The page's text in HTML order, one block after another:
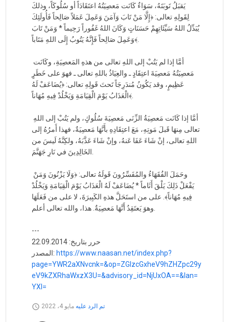
يَقبَلُ تَوبَتَهُ، سَوَاءٌ كَانَت مَعصِيَتُهُ اعتَقَادَاً أو سُلُوكَاً، وذلكَ
لِقَولِهِ تعالى: ﴿إِلَّا مَنْ تَابَ وَآمَنَ وَعَمِلَ عَمَلاً صَالِحاً فَأُولَئِكَ
يُبَدِّلُ اللهُ سَيِّئَاتِهِمْ حَسَنَاتٍ وَكَانَ اللهُ غَفُوراً رَحِيماً * وَمَنْ تَابَ
وَعَمِلَ صَالِحاً فَإِنَّهُ يَتُوبُ إِلَى اللهِ مَتَاباً﴾.
مَعصِيَتُهُ مَعصِيَةَ اعتِقَادٍ ـ والعِيَاذُ باللهِ تعالى ـ فهوَ على خَطَرٍ
عَظِيمٍ، وقد يَكُونُ مُندَرِجَاً تَحتَ قَولِهِ تعالى: ﴿يُضَاعَفْ لَهُ
الْعَذَابُ يَوْمَ الْقِيَامَةِ وَيَخْلُدْ فِيهِ مُهَاناً﴾.
تعالى مِنهَا قَبلَ مَوتِهِ، مَعَ اعتِقَادِهِ بأَنَّهَا مَعصِيَةٌ، فهذا أَمرُهُ إلى
اللهِ تعالى، إنْ شَاءَ عَفَا عَنهُ، وإنْ شَاءَ عَذَّبَهُ، ولكِنَّهُ لَيسَ من
يَفْعَلْ ذَلِكَ يَلْقَ أَثَاماً * يُضَاعَفْ لَهُ الْعَذَابُ يَوْمَ الْقِيَامَةِ وَيَخْلُدْ
فِيهِ مُهَاناً﴾. على من استَحَلَّ هذهِ الكَبِيرَةَ، لا على من فَعَلَهَا
---
حرر بتاريخ: 22.09.2014
المصدر: https://www.naasan.net/index.php?
page=YWR2aXNvcnk=&op=ZGlzcGxheV9hZHZpc29y
eV9kZXRhaWxzX3U=&advisory_id=NjUxOA==&lan=
YXI=
تم الرد عليه مايو 4، 2022